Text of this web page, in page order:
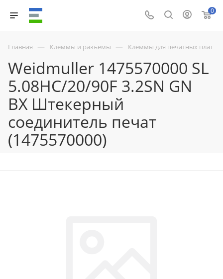
0
Главная — Клеммы и разъемы — Клеммы для печатных плат
Weidmuller 1475570000 SL
5.08HC/20/90F 3.2SN GN
BX Штекерный
соединитель печат
(1475570000)